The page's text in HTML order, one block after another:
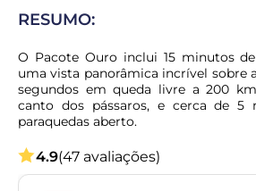
RESUMO:
O Pacote Ouro inclui 15 minutos
uma vista panorâmica incrível sobre
segundos em queda livre a 200
canto dos pássaros, e cerca de 5
paraquedas aberto.
4.9(47 avaliações)